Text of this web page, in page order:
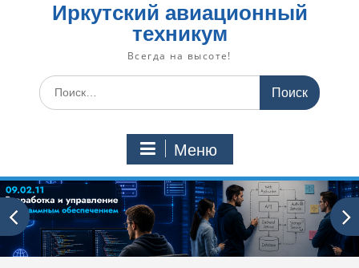
Иркутский авиационный
техникум
Всегда на высоте!
Искать:
Меню